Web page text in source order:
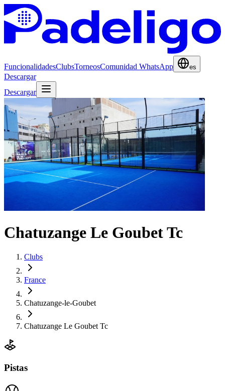
FuncionalidadesClubsTorneosComunidad WhatsApp es
Descargar
Descargar
Chatuzange Le Goubet Tc
Clubs
France
Chatuzange-le-Goubet
Chatuzange Le Goubet Tc
Pistas